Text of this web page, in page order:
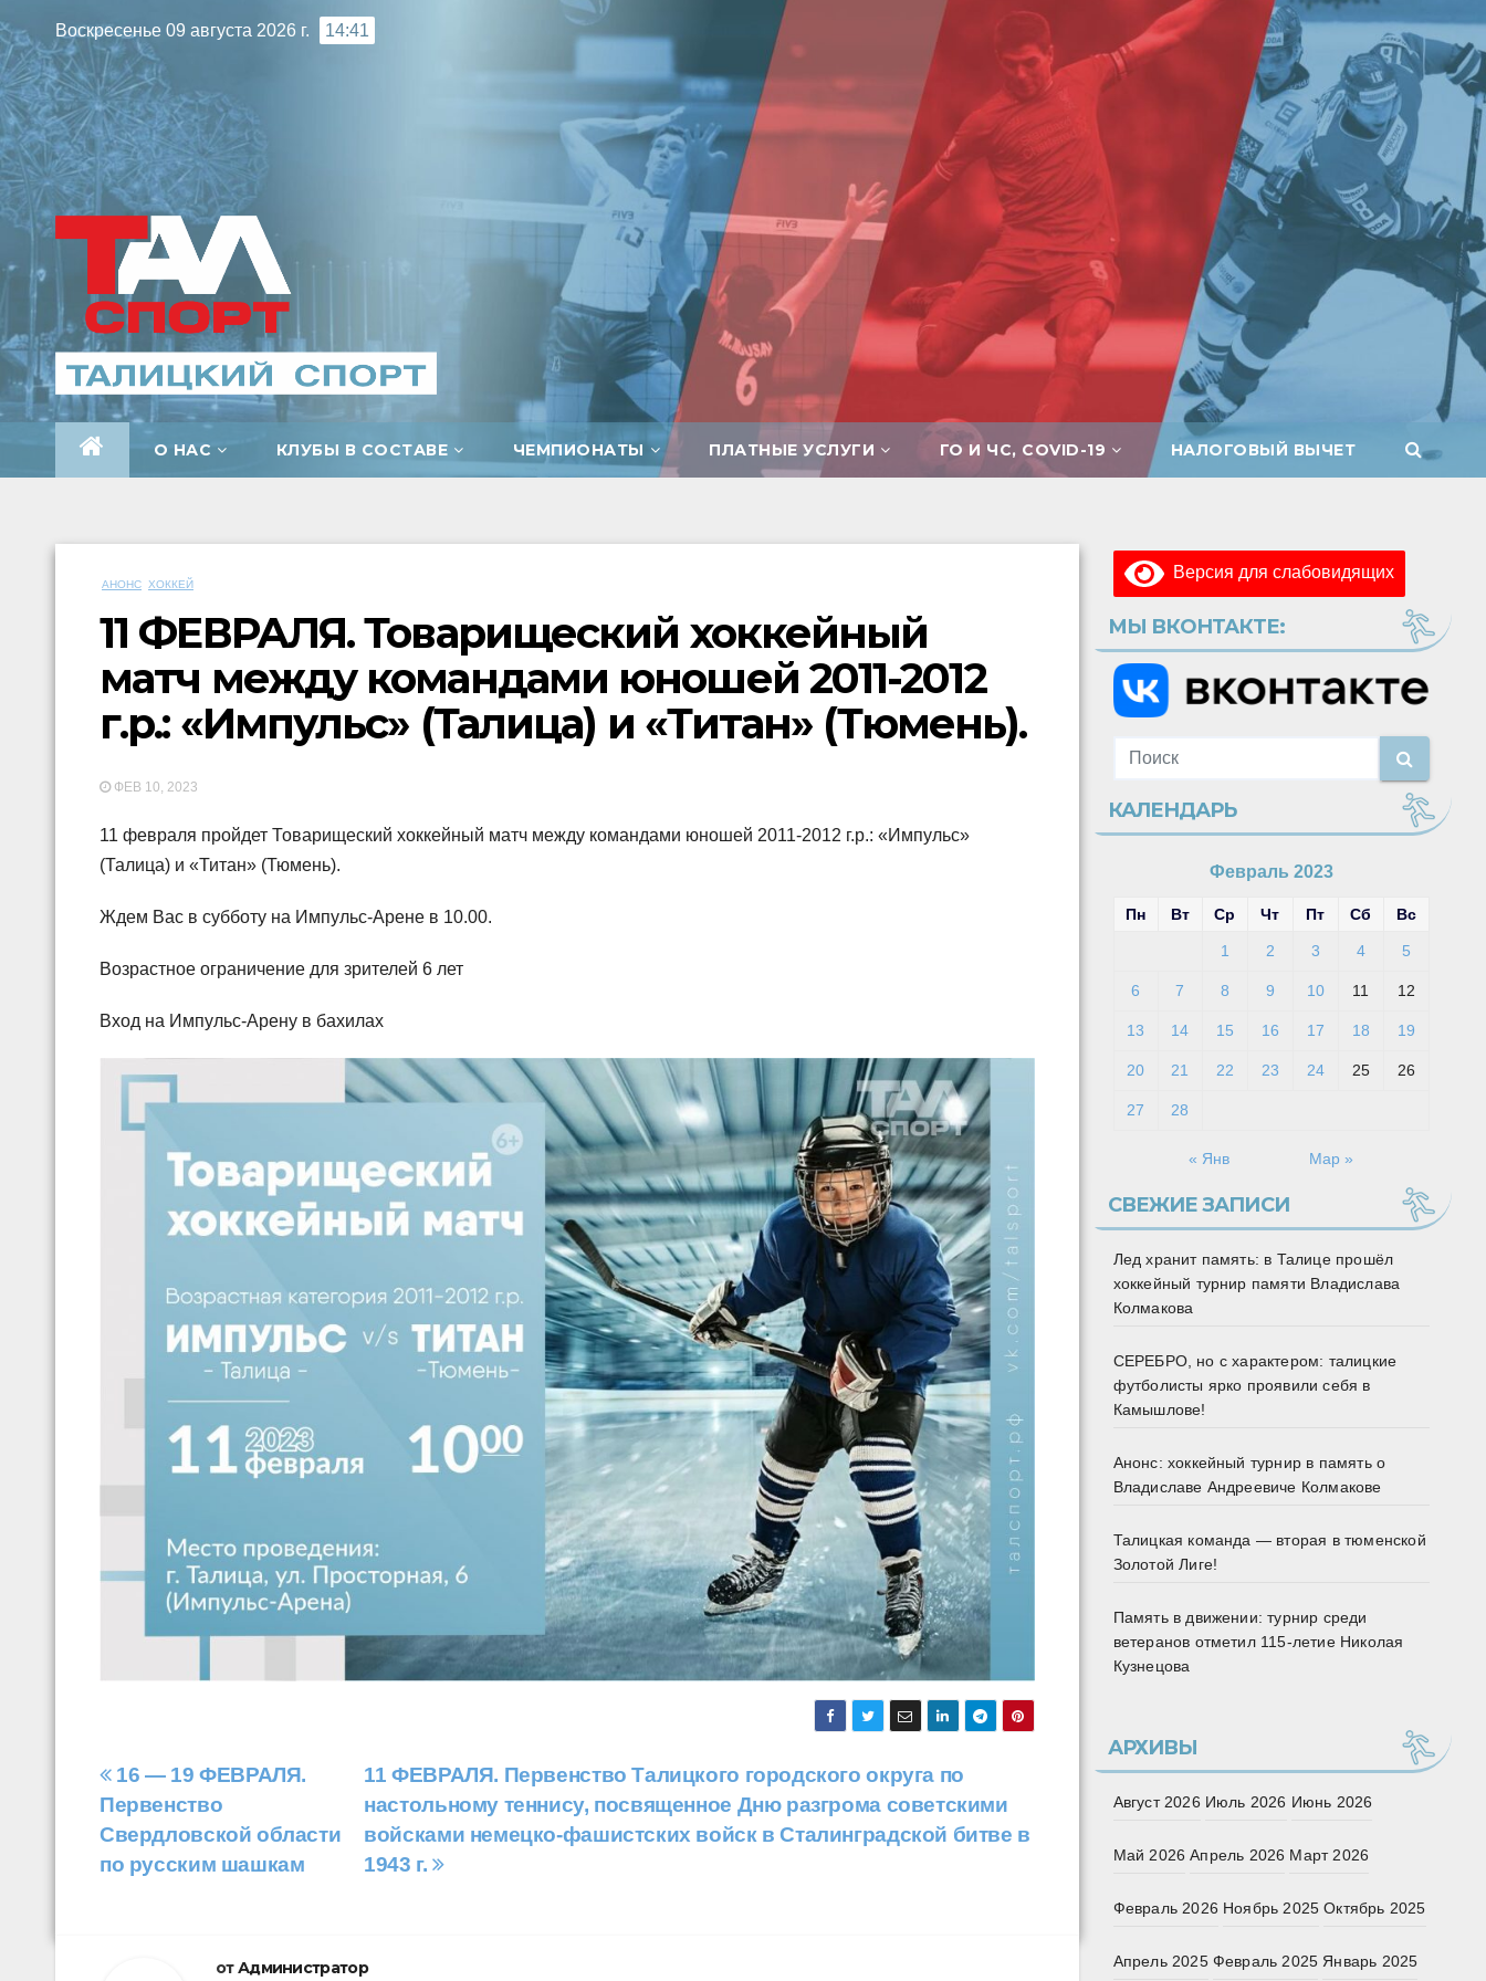
к
содержимому
Воскресенье 09 августа 2026 г. 14:41
О НАС КЛУБЫ В СОСТАВЕ ЧЕМПИОНАТЫ ПЛАТНЫЕ УСЛУГИ ГО И ЧС, COVID-19 НАЛОГОВЫЙ ВЫЧЕТ
АНОНС ХОККЕЙ
11 ФЕВРАЛЯ. Товарищеский хоккейный
матч между командами юношей 2011-2012
г.р.: «Импульс» (Талица) и «Титан» (Тюмень).
ФЕВ 10, 2023
11 февраля пройдет Товарищеский хоккейный матч между командами юношей 2011-2012 г.р.: «Импульс»
(Талица) и «Титан» (Тюмень).
Ждем Вас в субботу на Импульс-Арене в 10.00.
Возрастное ограничение для зрителей 6 лет
Вход на Импульс-Арену в бахилах
Навигация
по
записям
11 ФЕВРАЛЯ. Первенство Талицкого городского округа по
настольному теннису, посвященное Дню разгрома советскими
войсками немецко-фашистских войск в Сталинградской битве в
1943 г.
16 — 19 ФЕВРАЛЯ.
Первенство
Свердловской области
по русским шашкам
отАдминистратор
Версия для слабовидящих
МЫ ВКОНТАКТЕ:
КАЛЕНДАРЬ
Февраль 2023
Пн Вт Ср Чт Пт Сб Вс
1 2 3 4 5
6 7 8 9 10 11 12
13 14 15 16 17 18 19
20 21 22 23 24 25 26
27 28
« Янв Мар »
СВЕЖИЕ ЗАПИСИ
Лед хранит память: в Талице прошёл
хоккейный турнир памяти Владислава
Колмакова
СЕРЕБРО, но с характером: талицкие
футболисты ярко проявили себя в
Камышлове!
Анонс: хоккейный турнир в память о
Владиславе Андреевиче Колмакове
Талицкая команда — вторая в тюменской
Золотой Лиге!
Память в движении: турнир среди
ветеранов отметил 115‑летие Николая
Кузнецова
АРХИВЫ
Август 2026 Июль 2026 Июнь 2026
Май 2026 Апрель 2026 Март 2026
Февраль 2026 Ноябрь 2025 Октябрь 2025
Апрель 2025 Февраль 2025 Январь 2025